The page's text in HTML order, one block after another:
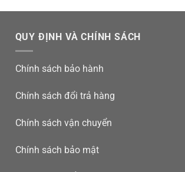
QUY ĐỊNH VÀ CHÍNH SÁCH
Chính sách bảo hành
Chính sách đổi trả hàng
Chính sách vận chuyển
Chính sách bảo mật